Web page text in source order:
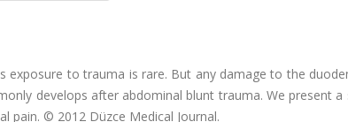
to trauma is rare. But any damage to the
develops after abdominal blunt trauma. We present a
pain. © 2012 Düzce Medical Journal.